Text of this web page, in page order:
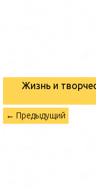
Жизнь и
← Предыдущий